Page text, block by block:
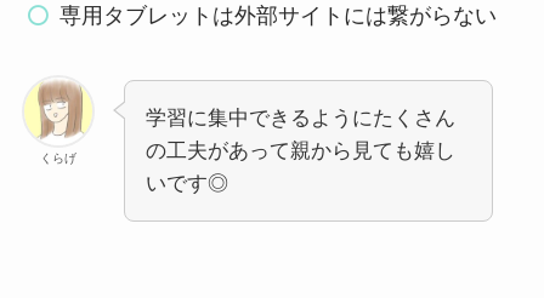
専用タブレットは外部サイトには繋がらない
くらげ
学習に集中できるようにたくさん
の工夫があって親から見ても嬉し
いです◎